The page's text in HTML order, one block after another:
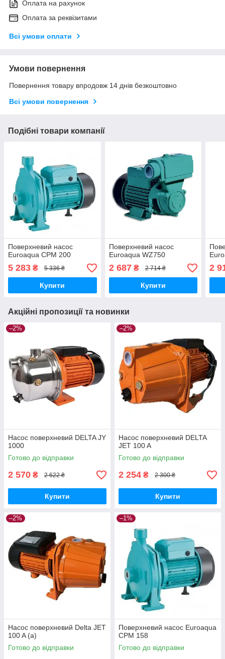
Оплата на рахунок
Оплата за реквізитами
Всі умови оплати
Умови повернення
Повернення товару впродовж 14 днів безкоштовно
Всі умови повернення
Подібні товари компанії
Поверхневий насос
Euroaqua CPM 200
5 283 ₴ 5 336 ₴
Купити
Поверхневий насос
Euroaqua WZ750
2 687₴ 2 714 ₴
Купити
2
Акційні пропозиції та новинки
–2%
Насос поверхневий DELTA JY
1000
Готово до відправки
2 570 ₴ 2 622 ₴
Купити
–2%
Насос поверхневий DELTA
JET 100 A
Готово до відправки
2 254 ₴ 2 300 ₴
Купити
–2%
Насос поверхневий Delta JET
100 A (a)
Готово до відправки
–1%
Поверхневий насос Euroaqua
CPM 158
Готово до відправки